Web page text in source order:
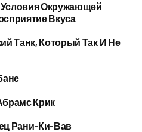
Условия Окружающей
Вкуса
Танк, Который Так И Не
Крик
Рани-Ки-Вав